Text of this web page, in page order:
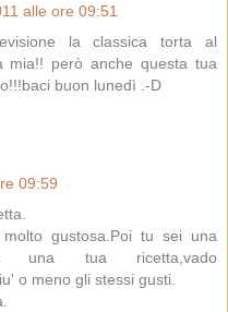
alle ore 09:51
la classica torta al
mia!! però anche questa tua
buon lunedì .-D
09:59
gustosa.Poi tu sei una
una tua ricetta,vado
o meno gli stessi gusti.